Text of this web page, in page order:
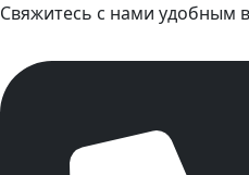
Свяжитесь с нами удобным